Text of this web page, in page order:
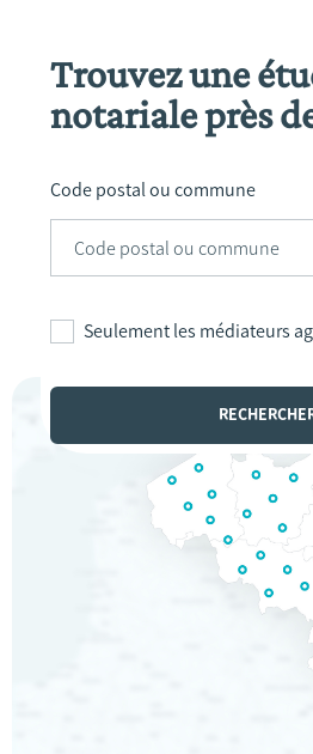
Trouvez une
notariale près
Code postal ou commune
Seulement les médiateurs